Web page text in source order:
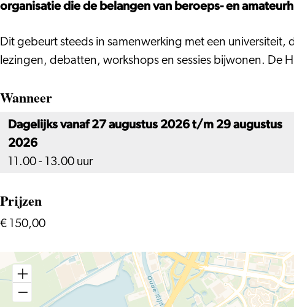
organisatie die de belangen van beroeps- en
Dit gebeurt steeds in samenwerking met een universiteit,
lezingen, debatten, workshops en sessies bijwonen. De
Wanneer
Dagelijks vanaf 27 augustus 2026 t/m 29 augustus
2026
11.00 - 13.00 uur
Prijzen
€ 150,00